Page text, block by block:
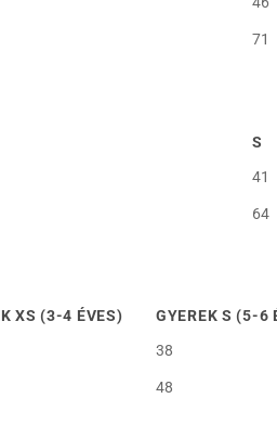
71
S
41
64
XS (3-4 ÉVES) GYEREK S (5-6
38
48